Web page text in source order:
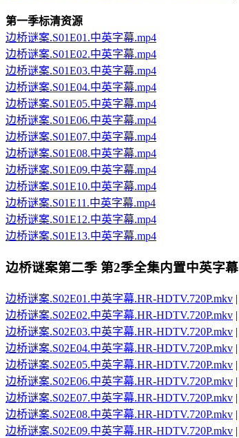
第一季标清资源
边桥谜案.S01E01.中英字幕.mp4
边桥谜案.S01E02.中英字幕.mp4
边桥谜案.S01E03.中英字幕.mp4
边桥谜案.S01E04.中英字幕.mp4
边桥谜案.S01E05.中英字幕.mp4
边桥谜案.S01E06.中英字幕.mp4
边桥谜案.S01E07.中英字幕.mp4
边桥谜案.S01E08.中英字幕.mp4
边桥谜案.S01E09.中英字幕.mp4
边桥谜案.S01E10.中英字幕.mp4
边桥谜案.S01E11.中英字幕.mp4
边桥谜案.S01E12.中英字幕.mp4
边桥谜案.S01E13.中英字幕.mp4
边桥谜案第二季 第2季全集内置中英字幕
边桥谜案.S02E01.中英字幕.HR-HDTV.720P.mkv |
边桥谜案.S02E02.中英字幕.HR-HDTV.720P.mkv |
边桥谜案.S02E03.中英字幕.HR-HDTV.720P.mkv |
边桥谜案.S02E04.中英字幕.HR-HDTV.720P.mkv |
边桥谜案.S02E05.中英字幕.HR-HDTV.720P.mkv |
边桥谜案.S02E06.中英字幕.HR-HDTV.720P.mkv |
边桥谜案.S02E07.中英字幕.HR-HDTV.720P.mkv |
边桥谜案.S02E08.中英字幕.HR-HDTV.720P.mkv |
边桥谜案.S02E09.中英字幕.HR-HDTV.720P.mkv |